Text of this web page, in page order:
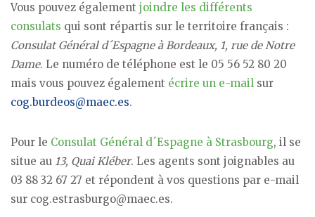
Vous pouvez également joindre les différents
consulats qui sont répartis sur le territoire français :
Consulat Général d´Espagne à Bordeaux, 1, rue de Notre
Dame. Le numéro de téléphone est le 05 56 52 80 20
mais vous pouvez également écrire un e-mail sur
cog.burdeos@maec.es.
Pour le Consulat Général d´Espagne à Strasbourg, il se
situe au 13, Quai Kléber. Les agents sont joignables au
03 88 32 67 27 et répondent à vos questions par e-mail
sur cog.estrasburgo@maec.es.